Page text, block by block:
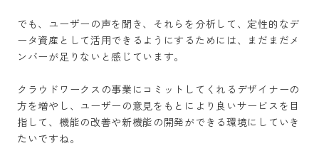
でも、ユーザーの声を聞き、それらを分析して、定性的なデ
ータ資産として活用できるようにするためには、まだまだメ
ンバーが足りないと感じています。
クラウドワークスの事業にコミットしてくれるデザイナーの
方を増やし、ユーザーの意見をもとにより良いサービスを目
指して、機能の改善や新機能の開発ができる環境にしていき
たいですね。